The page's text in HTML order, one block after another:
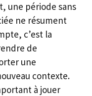
une période sans
ne résument
c’est la
de
une
contexte.
à jouer